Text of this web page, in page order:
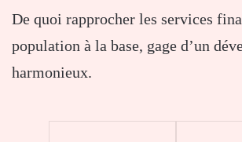
De quoi rapprocher les services
population à la base, gage d’un
harmonieux.